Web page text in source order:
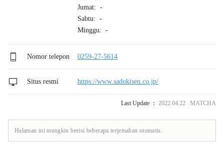
Jumat: -
Sabtu: -
Minggu: -
Nomor telepon 0259-27-5614
Situs resmi https://www.sadokisen.co.jp/
Last Update ： 2022.04.22 MATCHA
Halaman ini mungkin berisi beberapa terjemahan otomatis.